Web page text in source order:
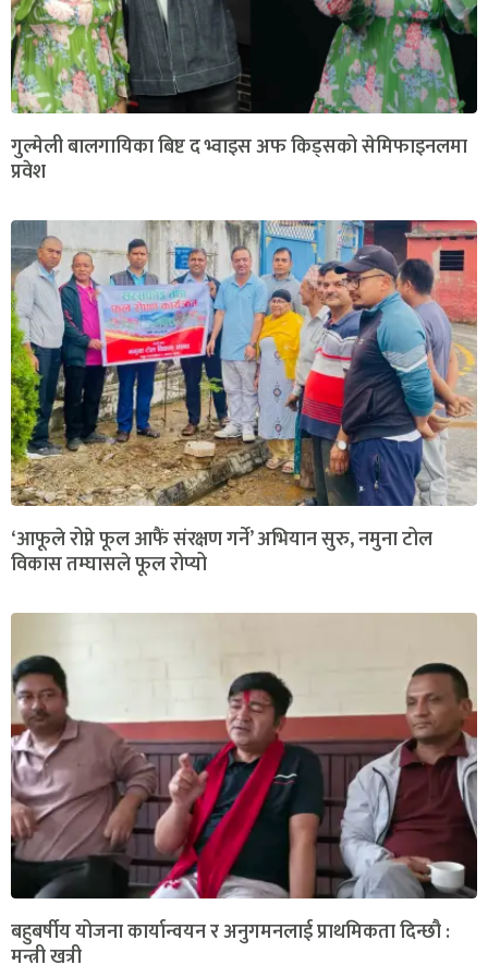
गुल्मेली बालगायिका बिष्ट द भ्वाइस अफ किड्सको सेमिफाइनलमा
प्रवेश
‘आफूले रोप्ने फूल आफैं संरक्षण गर्ने’ अभियान सुरु, नमुना टोल
विकास तम्घासले फूल रोप्यो
बहुबर्षीय योजना कार्यान्वयन र अनुगमनलाई प्राथमिकता दिन्छौ :
मन्त्री खत्री